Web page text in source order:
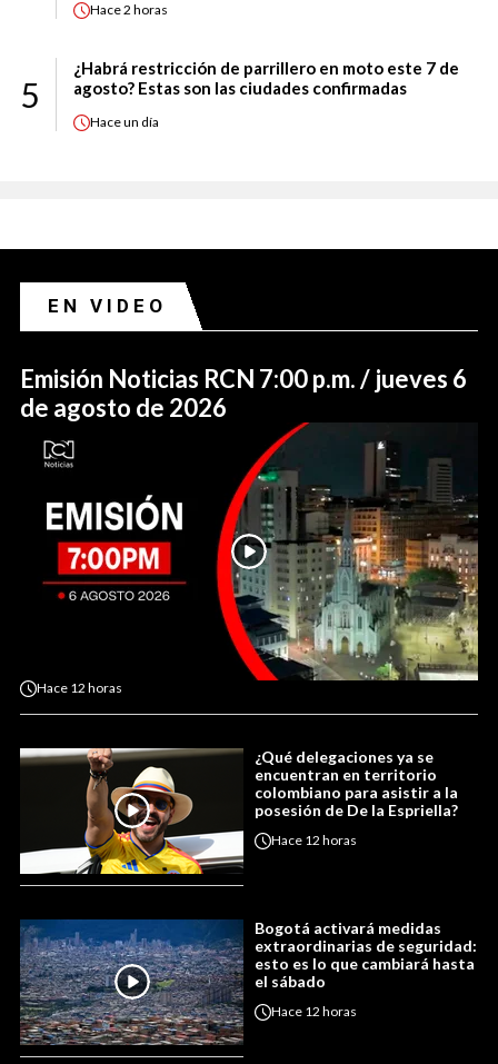
Hace2 horas
5
¿Habrá restricción de parrillero en moto este 7 de
agosto? Estas son las ciudades confirmadas
Haceun día
EN VIDEO
Emisión Noticias RCN 7:00 p.m. / jueves 6
de agosto de 2026
Hace 12 horas
¿Qué delegaciones ya se
encuentran en territorio
colombiano para asistir a la
posesión de De la Espriella?
Hace 12 horas
Bogotá activará medidas
extraordinarias de seguridad:
esto es lo que cambiará hasta
el sábado
Hace 12 horas